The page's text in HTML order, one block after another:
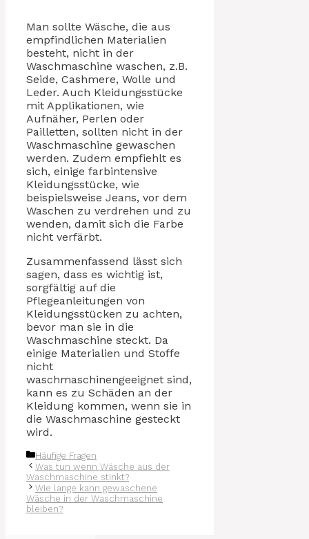
Man sollte Wäsche, die aus
empfindlichen Materialien
besteht, nicht in der
Waschmaschine waschen, z.B.
Seide, Cashmere, Wolle und
Leder. Auch Kleidungsstücke
mit Applikationen, wie
Aufnäher, Perlen oder
Pailletten, sollten nicht in der
Waschmaschine gewaschen
werden. Zudem empfiehlt es
sich, einige farbintensive
Kleidungsstücke, wie
beispielsweise Jeans, vor dem
Waschen zu verdrehen und zu
wenden, damit sich die Farbe
nicht verfärbt.
Zusammenfassend lässt sich
sagen, dass es wichtig ist,
sorgfältig auf die
Pflegeanleitungen von
Kleidungsstücken zu achten,
bevor man sie in die
Waschmaschine steckt. Da
einige Materialien und Stoffe
nicht
waschmaschinengeeignet sind,
kann es zu Schäden an der
Kleidung kommen, wenn sie in
die Waschmaschine gesteckt
wird.
Kategorien
Häufige Fragen
Was tun wenn Wäsche aus der
Waschmaschine stinkt?
Wie lange kann gewaschene
Wäsche in der Waschmaschine
bleiben?